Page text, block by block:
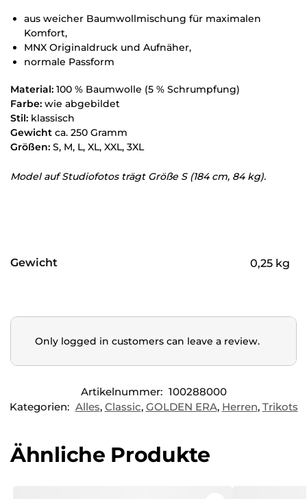
aus weicher Baumwollmischung für maximalen
Komfort,
MNX Originaldruck und Aufnäher,
normale Passform
Material: 100 % Baumwolle (5 % Schrumpfung)
Farbe: wie abgebildet
Stil: klassisch
Gewicht ca. 250 Gramm
Größen: S, M, L, XL, XXL, 3XL
Model auf Studiofotos trägt Größe S (184 cm, 84 kg).
Gewicht 0,25 kg
Only logged in customers can leave a review.
Artikelnummer: 100288000
Kategorien: Alles, Classic, GOLDEN ERA, Herren, Trikots
Ähnliche Produkte